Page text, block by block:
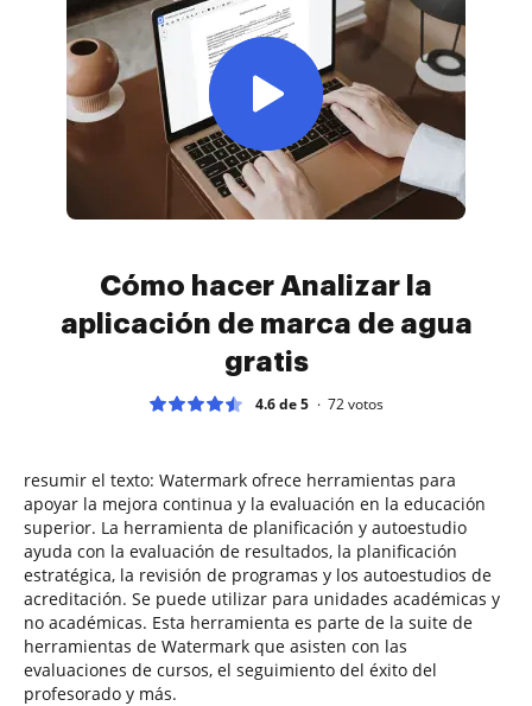
Cómo hacer Analizar la
aplicación de marca de agua
gratis
4.6 de 5 72votos
resumir el texto: Watermark ofrece herramientas para
apoyar la mejora continua y la evaluación en la educación
superior. La herramienta de planificación y autoestudio
ayuda con la evaluación de resultados, la planificación
estratégica, la revisión de programas y los autoestudios de
acreditación. Se puede utilizar para unidades académicas y
no académicas. Esta herramienta es parte de la suite de
herramientas de Watermark que asisten con las
evaluaciones de cursos, el seguimiento del éxito del
profesorado y más.